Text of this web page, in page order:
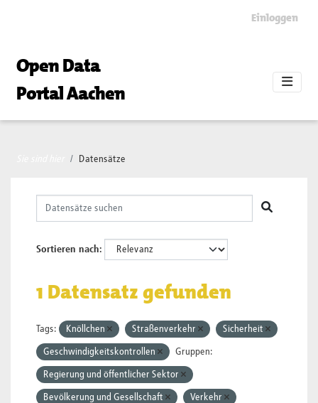
Einloggen
Open Data
Portal Aachen
Datensätze
Sortieren nach
1 Datensatz gefunden
Tags: Knöllchen Straßenverkehr Sicherheit
Geschwindigkeitskontrollen Gruppen:
Regierung und öffentlicher Sektor
Bevölkerung und Gesellschaft Verkehr